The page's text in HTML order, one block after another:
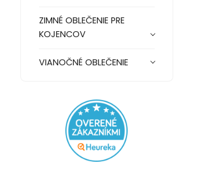
ZIMNÉ OBLEČENIE PRE
KOJENCOV
VIANOČNÉ OBLEČENIE